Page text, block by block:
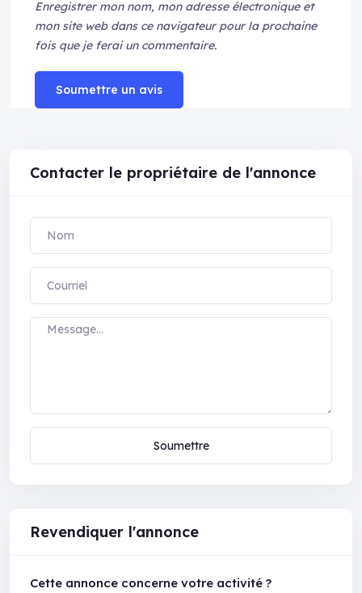
Enregistrer mon nom, mon adresse électronique et
mon site web dans ce navigateur pour la prochaine
fois que je ferai un commentaire.
Soumettre un avis
Contacter le propriétaire de l'annonce
Soumettre
Revendiquer l'annonce
Cette annonce concerne votre activité ?